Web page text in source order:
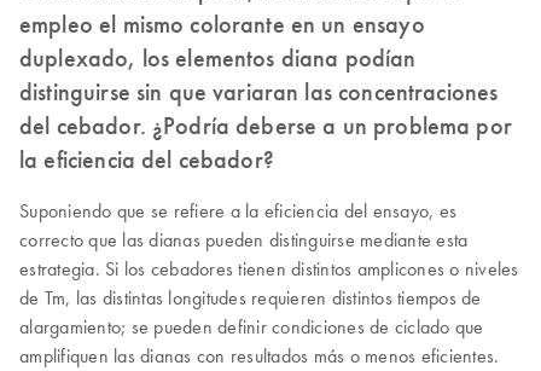
empleo el mismo colorante en un ensayo
duplexado, los elementos diana podían
distinguirse sin que variaran las concentraciones
del cebador. ¿Podría deberse a un problema por
la eficiencia del cebador?
Suponiendo que se refiere a la eficiencia del ensayo, es
correcto que las dianas pueden distinguirse mediante esta
estrategia. Si los cebadores tienen distintos amplicones o niveles
de Tm, las distintas longitudes requieren distintos tiempos de
alargamiento; se pueden definir condiciones de ciclado que
amplifiquen las dianas con resultados más o menos eficientes.